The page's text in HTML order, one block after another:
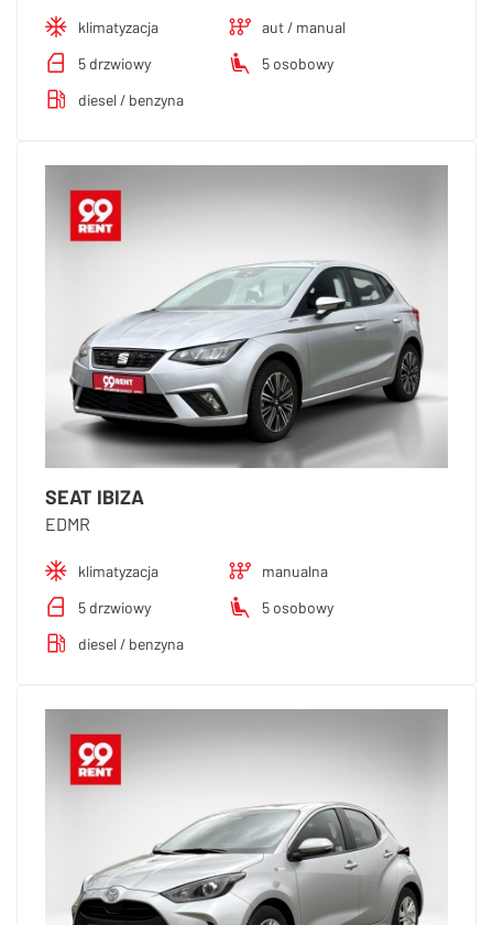
klimatyzacja
aut / manual
5 drzwiowy
5 osobowy
diesel / benzyna
SEAT IBIZA
EDMR
klimatyzacja
manualna
5 drzwiowy
5 osobowy
diesel / benzyna